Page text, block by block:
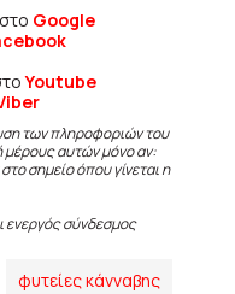
Google
Youtube
των πληροφοριών του
μέρους αυτών μόνο αν:
στο σημείο όπου γίνεται η
ενεργός σύνδεσμος
φυτείες κάνναβης